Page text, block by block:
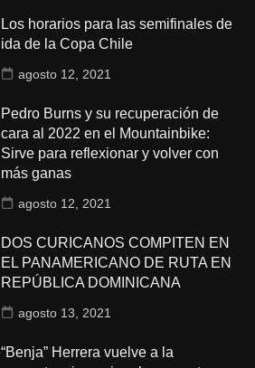
Los horarios para las semifinales de
ida de la Copa Chile
agosto 12, 2021
Pedro Burns y su recuperación de
cara al 2022 en el Mountainbike:
Sirve para reflexionar y volver con
más ganas
agosto 12, 2021
DOS CURICANOS COMPITEN EN
EL PANAMERICANO DE RUTA EN
REPÚBLICA DOMINICANA
agosto 13, 2021
“Benja” Herrera vuelve a la